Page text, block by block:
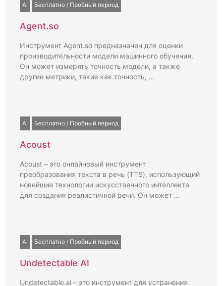
AI Бесплатно / Пробный период
Agent.so
Инструмент Agent.so предназначен для оценки
производительности модели машинного обучения.
Он может измерять точность модели, а также
другие метрики, такие как точность, …
AI Бесплатно / Пробный период
Acoust
Acoust – это онлайновый инструмент
преобразования текста в речь (TTS), использующий
новейшие технологии искусственного интеллекта
для создания реалистичной речи. Он может …
AI Бесплатно / Пробный период
Undetectable AI
Undetectable.ai – это инструмент для устранения